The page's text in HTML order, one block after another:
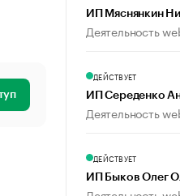
ИП Мяснянкин
Деятельность
ДЕЙСТВУЕТ
ИП Середенко
Деятельность
ДЕЙСТВУЕТ
ИП Быков Олег